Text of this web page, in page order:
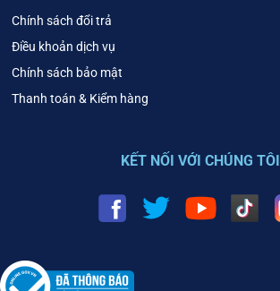
Chính sách đổi trả
Điều khoản dịch vụ
Chính sách bảo mật
Thanh toán & Kiểm hàng
KẾT NỐI VỚI CHÚNG TÔI